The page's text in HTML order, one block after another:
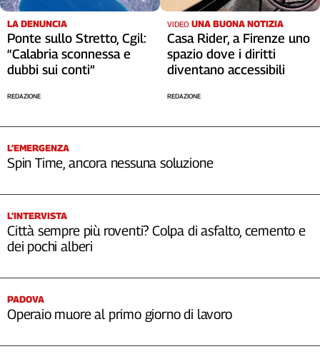
Cerca
Contatti
La
Newsletter
Social
LA DENUNCIA
Ponte sullo Stretto, Cgil:
“Calabria sconnessa e
dubbi sui conti”
REDAZIONE
VIDEO UNA BUONA NOTIZIA
Casa Rider, a Firenze uno
spazio dove i diritti
diventano accessibili
REDAZIONE
L’EMERGENZA
Spin Time, ancora nessuna soluzione
L’INTERVISTA
Città sempre più roventi? Colpa di asfalto, cemento e
dei pochi alberi
PADOVA
Operaio muore al primo giorno di lavoro